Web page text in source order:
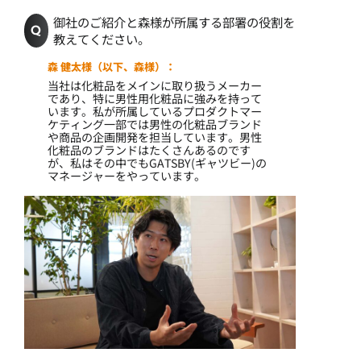
御社のご紹介と森様が所属する部署の役割を
教えてください。
森 健太様（以下、森様）：
当社は化粧品をメインに取り扱うメーカー
であり、特に男性用化粧品に強みを持って
います。私が所属しているプロダクトマー
ケティング一部では男性の化粧品ブランド
や商品の企画開発を担当しています。男性
化粧品のブランドはたくさんあるのです
が、私はその中でもGATSBY(ギャツビー)の
マネージャーをやっています。